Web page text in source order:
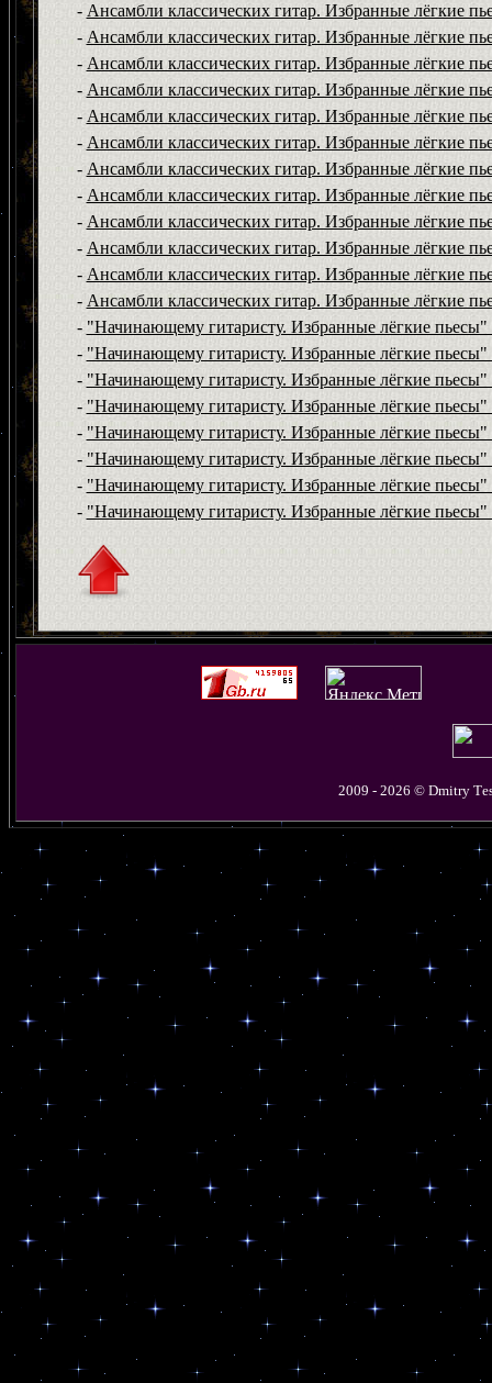
- Ансамбли классических гитар. Избранные лёгкие
- Ансамбли классических гитар. Избранные лёгкие
- Ансамбли классических гитар. Избранные лёгкие
- Ансамбли классических гитар. Избранные лёгкие
- Ансамбли классических гитар. Избранные лёгкие
- Ансамбли классических гитар. Избранные лёгкие
- Ансамбли классических гитар. Избранные лёгкие
- Ансамбли классических гитар. Избранные лёгкие
- Ансамбли классических гитар. Избранные лёгкие
- Ансамбли классических гитар. Избранные лёгкие
- Ансамбли классических гитар. Избранные лёгкие
- Ансамбли классических гитар. Избранные лёгкие
- "Начинающему гитаристу. Избранные лёгкие
- "Начинающему гитаристу. Избранные лёгкие
- "Начинающему гитаристу. Избранные лёгкие
- "Начинающему гитаристу. Избранные лёгкие
- "Начинающему гитаристу. Избранные лёгкие
- "Начинающему гитаристу. Избранные лёгкие
- "Начинающему гитаристу. Избранные лёгкие
- "Начинающему гитаристу. Избранные лёгкие
2009 - 2026 © Dmitry T